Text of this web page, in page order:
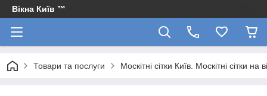
Вікна Київ ™
Товари та послуги Москітні сітки Київ. Москітні сітки на